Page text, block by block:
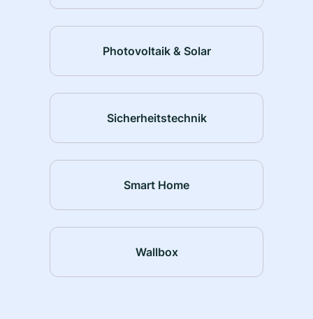
Photovoltaik & Solar
Sicherheitstechnik
Smart Home
Wallbox